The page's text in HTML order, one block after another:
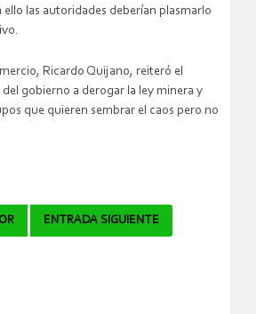
las autoridades deberían plasmarlo
Ricardo Quijano, reiteró el
gobierno a derogar la ley minera y
que quieren sembrar el caos pero no
ENTRADA SIGUIENTE